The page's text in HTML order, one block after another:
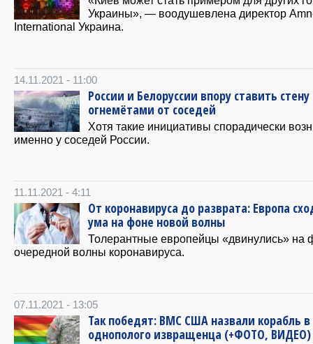
Украины», — воодушевлена директор
International Украина.
14.11.2021 - 11:00
России и Белоруссии впору ставить стену
огнемётами от соседей
Хотя такие инициативы спорадически
именно у соседей России.
11.11.2021 - 4:11
От коронавируса до разврата: Европа
ума на фоне новой волны
Толерантные европейцы «двинулись» на
очередной волны коронавируса.
07.11.2021 - 13:05
Так победят: ВМС США назвали корабль в
однополого извращенца (+ФОТО, ВИДЕО)